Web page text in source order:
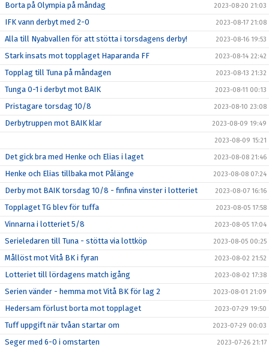
Borta på Olympia på måndag 2023-08-20 21:03
IFK vann derbyt med 2-0 2023-08-17 21:08
Alla till Nyabvallen för att stötta i torsdagens derby! 2023-08-16 19:53
Stark insats mot topplaget Haparanda FF 2023-08-14 22:42
Topplag till Tuna på måndagen 2023-08-13 21:32
Tunga 0-1 i derbyt mot BAIK 2023-08-11 00:13
Pristagare torsdag 10/8 2023-08-10 23:08
Derbytruppen mot BAIK klar 2023-08-09 19:49
2023-08-09 15:21
Det gick bra med Henke och Elias i laget 2023-08-08 21:46
Henke och Elias tillbaka mot Pålänge 2023-08-08 07:24
Derby mot BAIK torsdag 10/8 - finfina vinster i lotteriet 2023-08-07 16:16
Topplaget TG blev för tuffa 2023-08-05 17:58
Vinnarna i lotteriet 5/8 2023-08-05 17:04
Serieledaren till Tuna - stötta via lottköp 2023-08-05 00:25
Mållöst mot Vitå BK i fyran 2023-08-02 21:52
Lotteriet till lördagens match igång 2023-08-02 17:38
Serien vänder - hemma mot Vitå BK för lag 2 2023-08-01 21:09
Hedersam förlust borta mot topplaget 2023-07-29 19:50
Tuff uppgift när tvåan startar om 2023-07-29 00:03
Seger med 6-0 i omstarten 2023-07-26 21:17